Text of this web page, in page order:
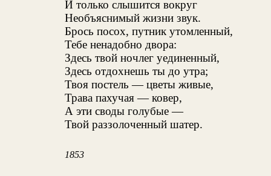
И только слышится вокруг
Необъяснимый жизни звук.
Брось посох, путник утомленный,
Тебе ненадобно двора:
Здесь твой ночлег уединенный,
Здесь отдохнешь ты до утра;
Твоя постель — цветы живые,
Трава пахучая — ковер,
А эти своды голубые —
Твой раззолоченный шатер.
1853